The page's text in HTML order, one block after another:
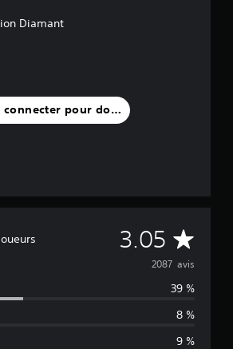
Diamant
connecter pour donner un avis
3.05 M
o
y
e
2087 avis
39 %
8 %
9 %